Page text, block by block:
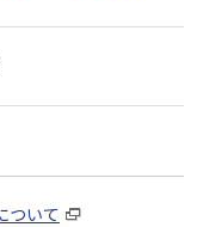
ついて